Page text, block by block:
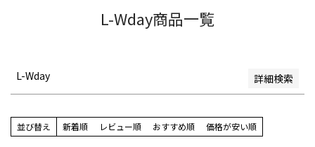
L-Wday商品一覧
L-Wday 詳細検索
キーワードヒット順
並び替え 新着順 レビュー順 おすすめ順 価格が安い順